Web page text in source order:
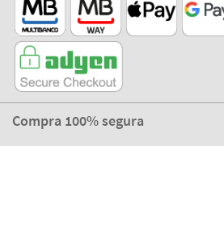
Compra 100% segura